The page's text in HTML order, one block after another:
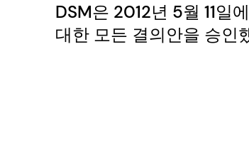
DSM은 2012년 5월 11일
대한 모든 결의안을 승인